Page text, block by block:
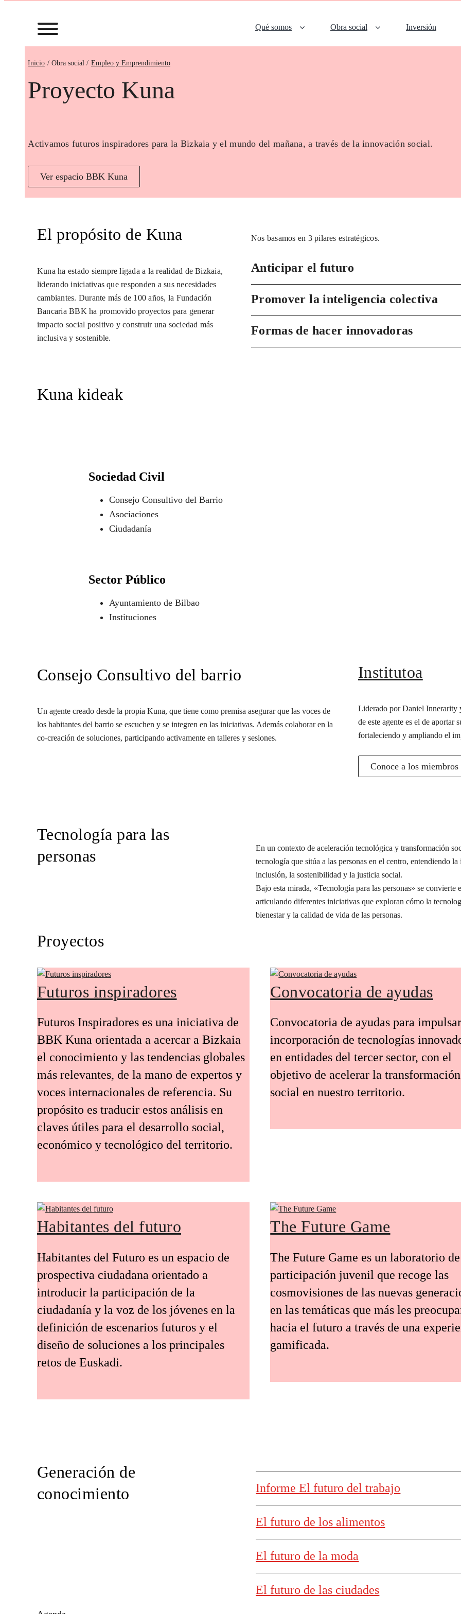
Qué somos Obra social Inversión
Inicio Empleo y Emprendimiento
Proyecto Kuna
Activamos futuros inspiradores para la Bizkaia y el mundo del mañana, a través de la innovación social.
Ver espacio BBK Kuna
El propósito de Kuna
Kuna ha estado siempre ligada a la realidad de Bizkaia,
liderando iniciativas que responden a sus necesidades
cambiantes. Durante más de 100 años, la Fundación
Bancaria BBK ha promovido proyectos para generar
impacto social positivo y construir una sociedad más
inclusiva y sostenible.
Nos basamos en 3 pilares estratégicos.
Anticipar el futuro
Promover la inteligencia colectiva
Formas de hacer innovadoras
Kuna kideak
Sociedad Civil
Consejo Consultivo del Barrio
Asociaciones
Ciudadanía
Sector Público
Ayuntamiento de Bilbao
Instituciones
Consejo Consultivo del barrio
Un agente creado desde la propia Kuna, que tiene como premisa asegurar que las voces de
los habitantes del barrio se escuchen y se integren en las iniciativas. Además colaborar en la
co-creación de soluciones, participando activamente en talleres y sesiones.
Institutoa
Liderado por Daniel Innerarity
de este agente es el de aportar
fortaleciendo y ampliando el
Conoce a los
Tecnología para las
personas
En un contexto de aceleración tecnológica y transformación
tecnología que sitúa a las personas en el centro, entendiendo
inclusión, la sostenibilidad y la justicia social.
Bajo esta mirada, «Tecnología para las personas» se
articulando diferentes iniciativas que exploran cómo la
bienestar y la calidad de vida de las personas.
Proyectos
Futuros inspiradores
Futuros Inspiradores es una iniciativa de
BBK Kuna orientada a acercar a Bizkaia
el conocimiento y las tendencias globales
más relevantes, de la mano de expertos y
voces internacionales de referencia. Su
propósito es traducir estos análisis en
claves útiles para el desarrollo social,
económico y tecnológico del territorio.
Convocatoria de ayudas
Convocatoria de ayudas para
incorporación de tecnologías
en entidades del tercer sector, con el
objetivo de acelerar la transformación
social en nuestro territorio.
Habitantes del futuro
Habitantes del Futuro es un espacio de
prospectiva ciudadana orientado a
introducir la participación de la
ciudadanía y la voz de los jóvenes en la
definición de escenarios futuros y el
diseño de soluciones a los principales
retos de Euskadi.
The Future Game
The Future Game es un laboratorio de
participación juvenil que recoge las
cosmovisiones de las nuevas
en las temáticas que más les
hacia el futuro a través de una
gamificada.
Generación de
conocimiento
Informe El futuro del trabajo
El futuro de los alimentos
El futuro de la moda
El futuro de las ciudades